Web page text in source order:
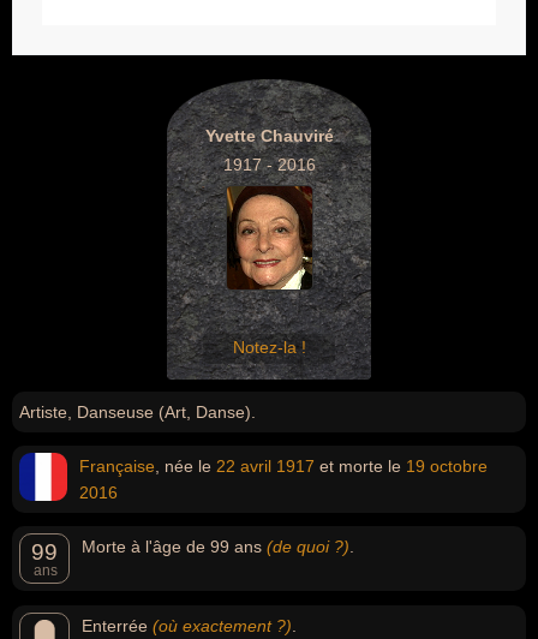
Yvette Chauviré
1917 - 2016
Notez-la !
Artiste, Danseuse (Art, Danse).
Française , née le 22 avril 1917 et morte le 19 octobre
2016
99
ans
Morte à l'âge de 99 ans (de quoi ?)
Enterrée (où exactement ?)